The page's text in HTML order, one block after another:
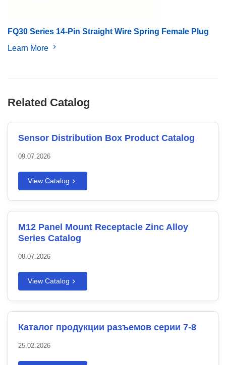
FQ30 Series 14-Pin Straight Wire Spring Female Plug
Learn More
Related Catalog
Sensor Distribution Box Product Catalog
09.07.2026
View Catalog
M12 Panel Mount Receptacle Zinc Alloy
Series Catalog
08.07.2026
View Catalog
Каталог продукции разъемов серии 7-8
25.02.2026